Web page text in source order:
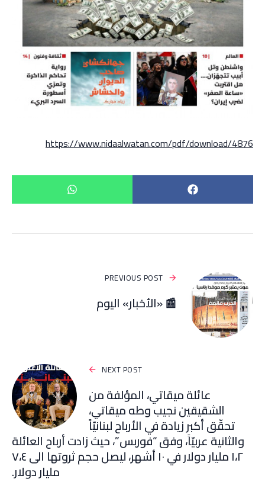
https://www.nidaalwatan.com/pdf/download/4876
PREVIOUS POST
📰 «الأخبار» اليوم
NEXT POST
عائلة ميقاتي، المؤلفة من
الشقيقين نجيب وطه ميقاتي،
تحقّق أكبر زيادة في الأرباح لبنانيّاً
والثانية عربيّاً، وفق “فوربس”، حيث زادت أرباح العائلة
١،٢ مليار دولار في ١٠ أشهر، ليصل حجم ثروتها الى ٧،٤
مليار دولار.